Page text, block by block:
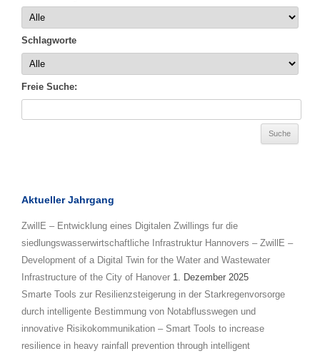
Schlagworte
Freie Suche:
Aktueller Jahrgang
ZwillE – Entwicklung eines Digitalen Zwillings fur die
siedlungswasserwirtschaftliche Infrastruktur Hannovers – ZwillE –
Development of a Digital Twin for the Water and Wastewater
Infrastructure of the City of Hanover 1. Dezember 2025
Smarte Tools zur Resilienzsteigerung in der Starkregenvorsorge
durch intelligente Bestimmung von Notabflusswegen und
innovative Risikokommunikation – Smart Tools to increase
resilience in heavy rainfall prevention through intelligent